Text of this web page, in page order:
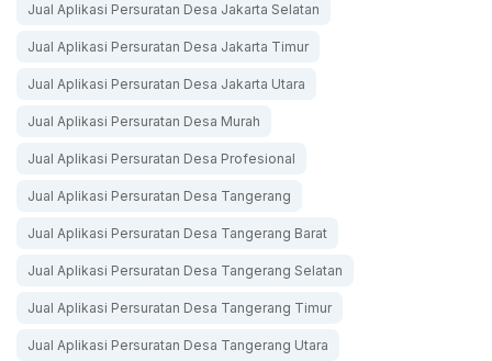
Jual Aplikasi Persuratan Desa Jakarta Selatan
Jual Aplikasi Persuratan Desa Jakarta Timur
Jual Aplikasi Persuratan Desa Jakarta Utara
Jual Aplikasi Persuratan Desa Murah
Jual Aplikasi Persuratan Desa Profesional
Jual Aplikasi Persuratan Desa Tangerang
Jual Aplikasi Persuratan Desa Tangerang Barat
Jual Aplikasi Persuratan Desa Tangerang Selatan
Jual Aplikasi Persuratan Desa Tangerang Timur
Jual Aplikasi Persuratan Desa Tangerang Utara